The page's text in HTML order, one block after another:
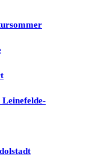
Leinefelde-